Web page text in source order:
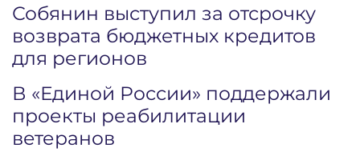
Собянин выступил за отсрочку
возврата бюджетных кредитов
для регионов
В «Единой России» поддержали
проекты реабилитации
ветеранов